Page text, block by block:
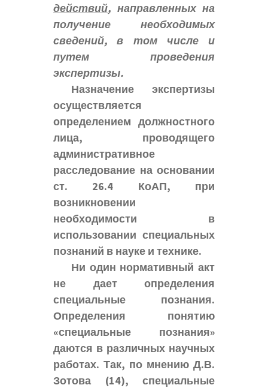
действий, направленных на
получение необходимых
сведений, в том числе и
путем проведения
экспертизы.
Назначение экспертизы
осуществляется
определением должностного
лица, проводящего
административное
расследование на основании
ст. 26.4 КоАП, при
возникновении
необходимости в
использовании специальных
познаний в науке и технике.
Ни один нормативный акт
не дает определения
специальные познания.
Определения понятию
«специальные познания»
даются в различных научных
работах. Так, по мнению Д.В.
Зотова (14), специальные